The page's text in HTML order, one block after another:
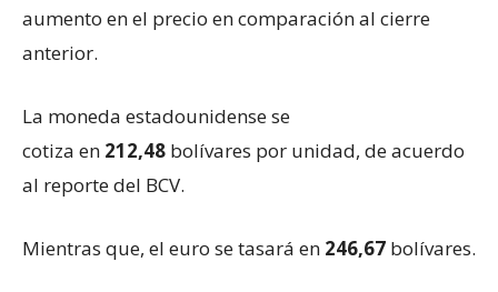
aumento en el precio en comparación al cierre
anterior.
La moneda estadounidense se
cotiza en 212,48 bolívares por unidad, de acuerdo
al reporte del BCV.
Mientras que, el euro se tasará en 246,67 bolívares.